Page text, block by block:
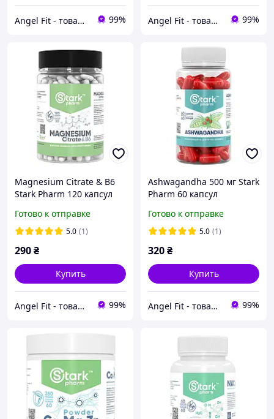
Angel Fit - товари для здоров'я, спорту та активного життя 99% Angel Fit - товари для здоров'я, спорту та активного життя 99%
Magnesium Citrate & B6
Stark Pharm 120 капсул
Готово к отправке
5.0 (1)
290₴
Купить
Angel Fit - товари для здоров'я, спорту та активного життя 99%
Ashwagandha 500 мг Stark
Pharm 60 капсул
Готово к отправке
5.0 (1)
320₴
Купить
Angel Fit - товари для здоров'я, спорту та активного життя 99%